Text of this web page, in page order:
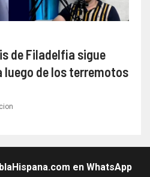
de Filadelfia sigue
luego de los terremotos
en WhatsApp